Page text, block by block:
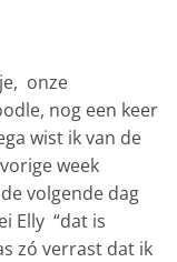
onze
nog een keer
wist ik van de
week
volgende dag
Elly “dat is
zó verrast dat ik